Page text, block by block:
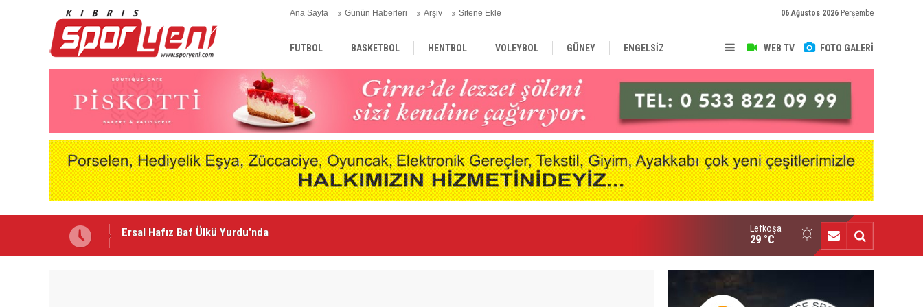
Ana Sayfa Günün Haberleri Arşiv Sitene Ekle 06 Ağustos 2026 Perşembe
WEB TV FOTO GALERİ
FUTBOL BASKETBOL HENTBOL VOLEYBOL GÜNEY ENGELSİZ
TÜRKİYE AVRUPA DÜNYA
Kulüpler Birliği'nde Redif Nurel dönemi Gençlik Gücü’nde Mali Genel Kurul yapıldı
Lefkoşa
29 °C